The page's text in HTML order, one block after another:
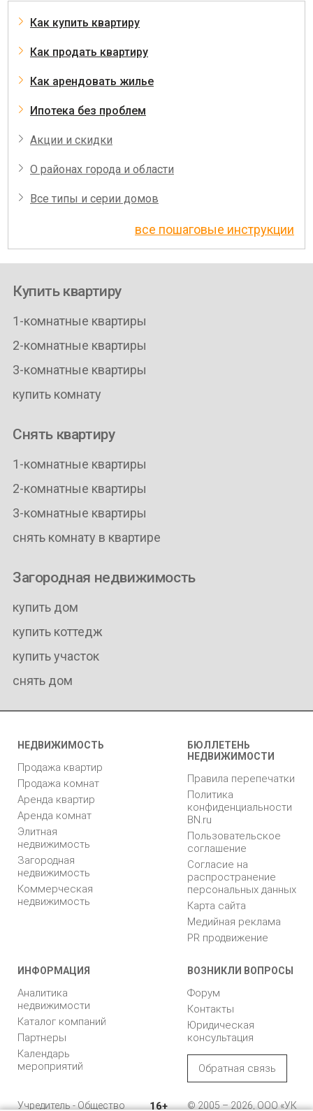
Как купить квартиру
Как продать квартиру
Как арендовать жилье
Ипотека без проблем
Акции и скидки
О районах города и области
Все типы и серии домов
все пошаговые инструкции
Купить квартиру
1-комнатные квартиры
2-комнатные квартиры
3-комнатные квартиры
купить комнату
Снять квартиру
1-комнатные квартиры
2-комнатные квартиры
3-комнатные квартиры
снять комнату в квартире
Загородная недвижимость
купить дом
купить коттедж
купить участок
снять дом
НЕДВИЖИМОСТЬ
Продажа квартир
Продажа комнат
Аренда квартир
Аренда комнат
Элитная
недвижимость
Загородная
недвижимость
Коммерческая
недвижимость
БЮЛЛЕТЕНЬ
НЕДВИЖИМОСТИ
Правила перепечатки
Политика
конфиденциальности
BN.ru
Пользовательское
соглашение
Согласие на
распространение
персональных данных
Карта сайта
Медийная реклама
PR продвижение
ИНФОРМАЦИЯ
Аналитика
недвижимости
Каталог компаний
Партнеры
Календарь
мероприятий
ВОЗНИКЛИ ВОПРОСЫ
Форум
Контакты
Юридическая
консультация
Обратная связь
Учредитель - Общество
16+
© 2005 – 2026, ООО «УК